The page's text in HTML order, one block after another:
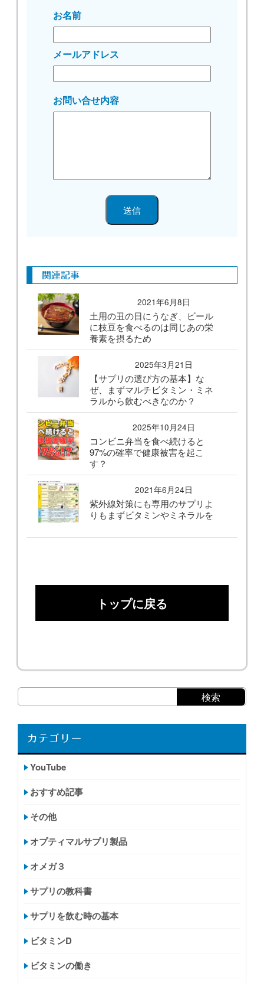
お名前
メールアドレス
お問い合せ内容
関連記事
2021年6月8日
土用の丑の日にうなぎ、ビール
に枝豆を食べるのは同じあの栄
養素を摂るため
2025年3月21日
【サプリの選び方の基本】な
ぜ、まずマルチビタミン・ミネ
ラルから飲むべきなのか？
2025年10月24日
コンビニ弁当を食べ続けると
97%の確率で健康被害を起こ
す？
2021年6月24日
紫外線対策にも専用のサプリよ
りもまずビタミンやミネラルを
トップに戻る
カテゴリー
YouTube
おすすめ記事
その他
オプティマルサプリ製品
オメガ３
サプリの教科書
サプリを飲む時の基本
ビタミンD
ビタミンの働き